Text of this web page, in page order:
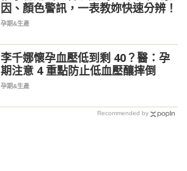
因、顏色警訊，一表教妳快速分辨！
孕期&生產
李千娜懷孕血壓低到剩 40？醫：孕
期注意 4 重點防止低血壓釀摔倒
孕期&生產
Recommended by